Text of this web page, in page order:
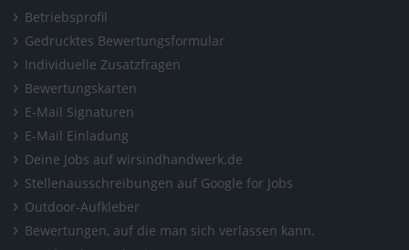
Betriebsprofil
Gedrucktes Bewertungsformular
Individuelle Zusatzfragen
Bewertungskarten
E-Mail Signaturen
E-Mail Einladung
Deine Jobs auf wirsindhandwerk.de
Stellenausschreibungen auf Google for Jobs
Outdoor-Aufkleber
Bewertungen, auf die man sich verlassen kann.